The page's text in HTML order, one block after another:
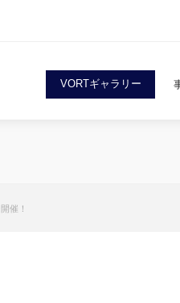
VORTギャラリー
催！